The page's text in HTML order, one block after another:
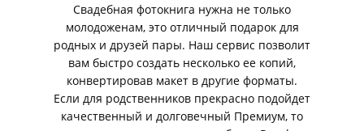
Свадебная фотокнига нужна не только
молодоженам, это отличный подарок для
родных и друзей пары. Наш сервис позволит
вам быстро создать несколько ее копий,
конвертировав макет в другие форматы.
Если для родственников прекрасно подойдет
качественный и долговечный Премиум, то